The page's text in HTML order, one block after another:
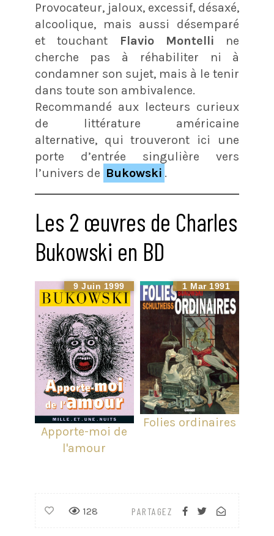
Provocateur, jaloux, excessif, désaxé,
alcoolique, mais aussi désemparé
et touchant
Flavio Montelli ne
cherche pas à réhabiliter ni à
condamner son sujet, mais à le tenir
dans toute son ambivalence.
Recommandé aux lecteurs curieux
de littérature américaine
alternative, qui trouveront ici une
porte d’entrée singulière vers
l’univers de Bukowski .
Les 2 œuvres de Charles
Bukowski en BD
9 Juin 1999
Apporte-moi de
l'amour
1 Mar 1991
Folies ordinaires
PARTAGEZ
128